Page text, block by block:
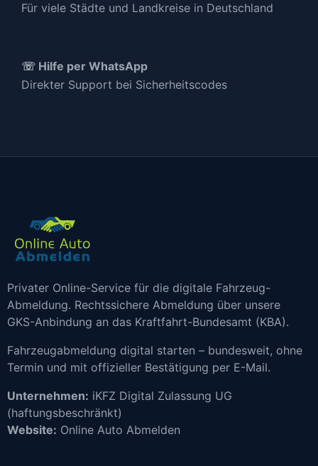
Für viele Städte und Landkreise in Deutschland
☏ Hilfe per WhatsApp
Direkter Support bei Sicherheitscodes
Privater Online-Service für die digitale Fahrzeug-
Abmeldung. Rechtssichere Abmeldung über unsere
GKS-Anbindung an das Kraftfahrt-Bundesamt (KBA).
Fahrzeugabmeldung digital starten – bundesweit, ohne
Termin und mit offizieller Bestätigung per E-Mail.
Unternehmen: iKFZ Digital Zulassung UG
(haftungsbeschränkt)
Website: Online Auto Abmelden